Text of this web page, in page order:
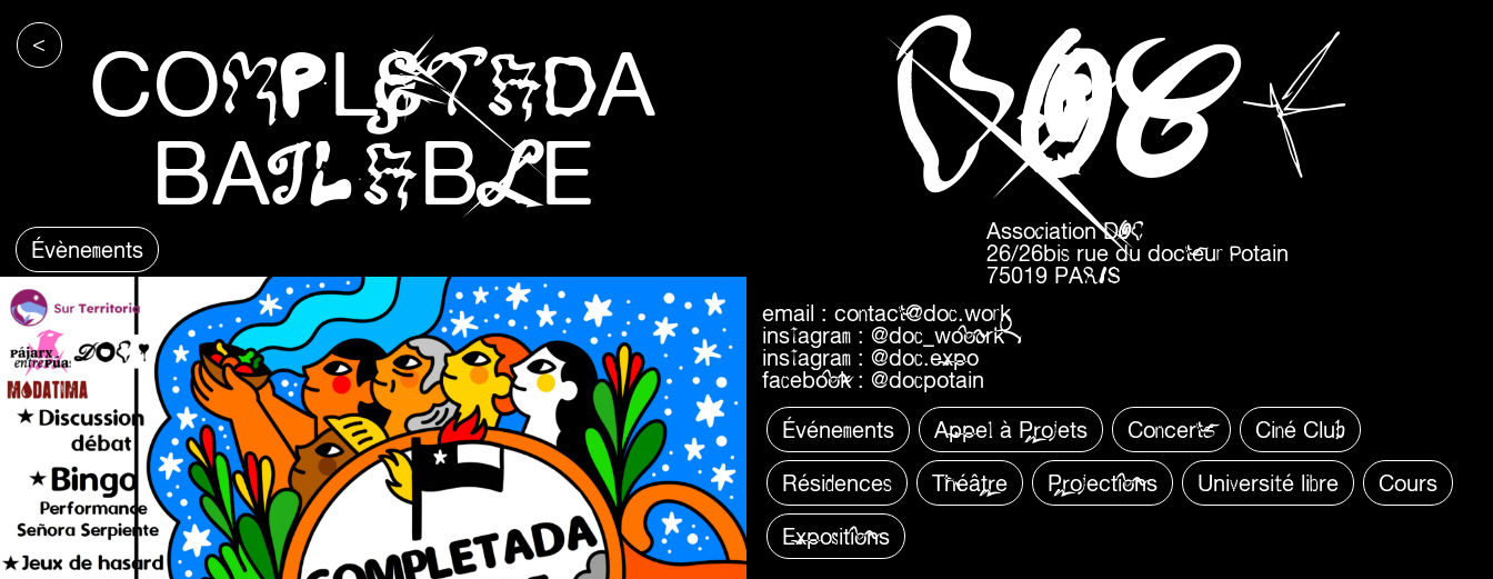
<
COMPLETADA
BAILABLE
Évènements
DOCM
Association DOC
26/26bis rue du docteur Potain
75019 PARIS
email : contact@doc.work
instagram : @doc_wooork
instagram : @doc.expo
facebook : @docpotain
Événements
Appel à Projets Concerts Ciné Club
Résidences Théâtre Projections Université libre Cours
Expositions